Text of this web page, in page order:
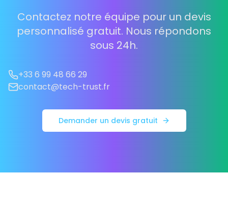
Contactez notre équipe pour un devis
personnalisé gratuit. Nous répondons
sous 24h.
+33 6 99 48 66 29
contact@tech-trust.fr
Demander un devis gratuit